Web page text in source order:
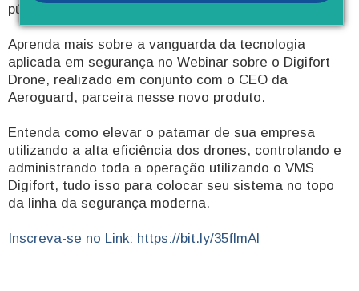
pública e privada?
Aprenda mais sobre a vanguarda da tecnologia
aplicada em segurança no Webinar sobre o Digifort
Drone, realizado em conjunto com o CEO da
Aeroguard, parceira nesse novo produto.
Entenda como elevar o patamar de sua empresa
utilizando a alta eficiência dos drones, controlando e
administrando toda a operação utilizando o VMS
Digifort, tudo isso para colocar seu sistema no topo
da linha da segurança moderna.
Inscreva-se no Link: https://bit.ly/35flmAl